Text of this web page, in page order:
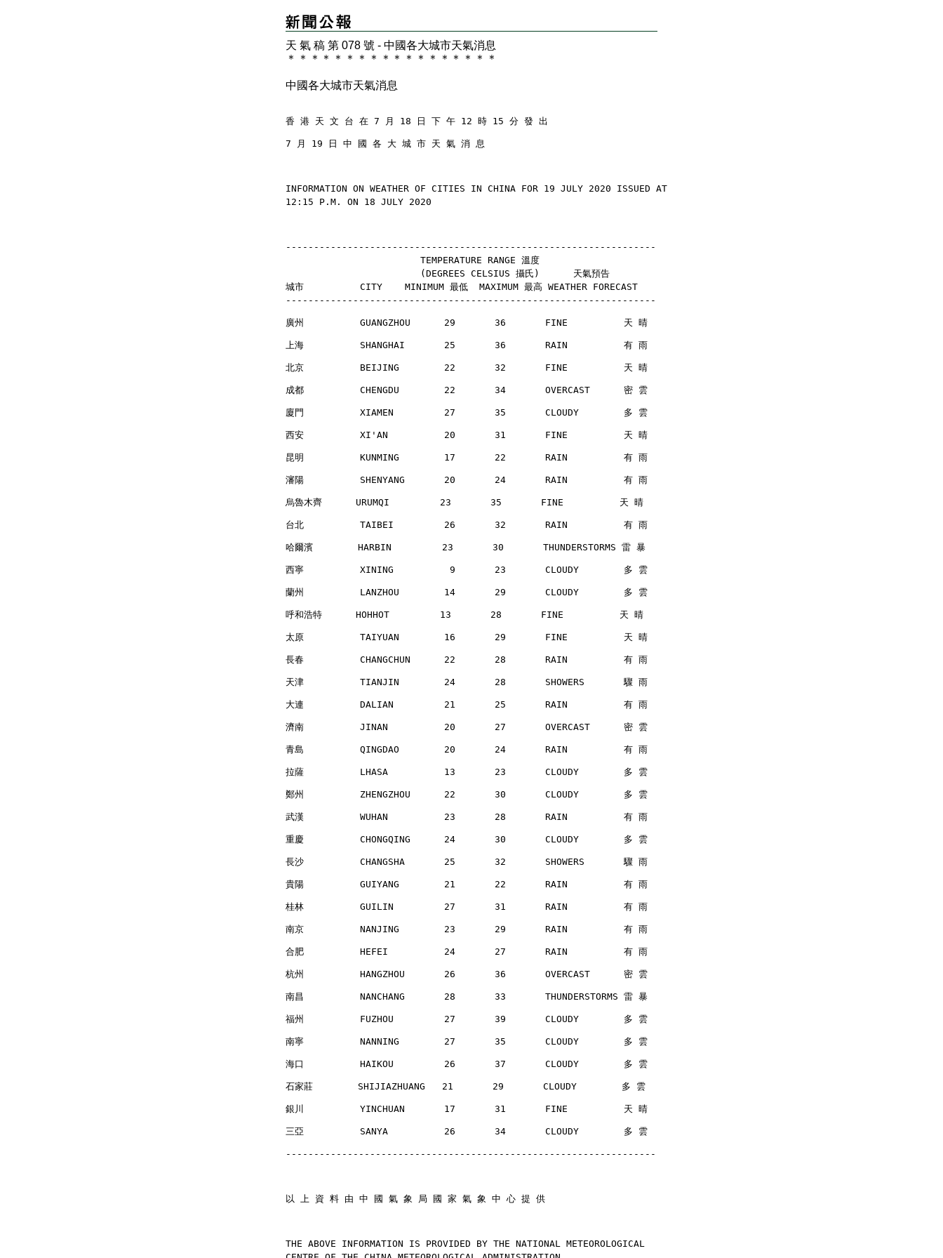
天 氣 稿 第 078 號 - 中國各大城市天氣消息
＊
＊ ＊ ＊ ＊ ＊ ＊ ＊ ＊ ＊ ＊ ＊ ＊ ＊ ＊ ＊ ＊ ＊
中國各大城市天氣消息
香 港 天 文 台 在 7 月 18 日 下 午 12 時 15 分 發 出
7 月 19 日 中 國 各 大 城 市 天 氣 消 息
INFORMATION ON WEATHER OF CITIES IN CHINA FOR 19 JULY 2020 ISSUED AT
12:15 P.M. ON 18 JULY 2020
------------------------------------------------------------------
                        TEMPERATURE RANGE 溫度
                        (DEGREES CELSIUS 攝氏)      天氣預告
城市          CITY    MINIMUM 最低  MAXIMUM 最高 WEATHER FORECAST
------------------------------------------------------------------
廣州          GUANGZHOU      29       36       FINE          天 晴
上海          SHANGHAI       25       36       RAIN          有 雨
北京          BEIJING        22       32       FINE          天 晴
成都          CHENGDU        22       34       OVERCAST      密 雲
廈門          XIAMEN         27       35       CLOUDY        多 雲
西安          XI'AN          20       31       FINE          天 晴
昆明          KUNMING        17       22       RAIN          有 雨
瀋陽          SHENYANG       20       24       RAIN          有 雨
烏魯木齊      URUMQI         23       35       FINE          天 晴
台北          TAIBEI         26       32       RAIN          有 雨
哈爾濱        HARBIN         23       30       THUNDERSTORMS 雷 暴
西寧          XINING          9       23       CLOUDY        多 雲
蘭州          LANZHOU        14       29       CLOUDY        多 雲
呼和浩特      HOHHOT         13       28       FINE          天 晴
太原          TAIYUAN        16       29       FINE          天 晴
長春          CHANGCHUN      22       28       RAIN          有 雨
天津          TIANJIN        24       28       SHOWERS       驟 雨
大連          DALIAN         21       25       RAIN          有 雨
濟南          JINAN          20       27       OVERCAST      密 雲
青島          QINGDAO        20       24       RAIN          有 雨
拉薩          LHASA          13       23       CLOUDY        多 雲
鄭州          ZHENGZHOU      22       30       CLOUDY        多 雲
武漢          WUHAN          23       28       RAIN          有 雨
重慶          CHONGQING      24       30       CLOUDY        多 雲
長沙          CHANGSHA       25       32       SHOWERS       驟 雨
貴陽          GUIYANG        21       22       RAIN          有 雨
桂林          GUILIN         27       31       RAIN          有 雨
南京          NANJING        23       29       RAIN          有 雨
合肥          HEFEI          24       27       RAIN          有 雨
杭州          HANGZHOU       26       36       OVERCAST      密 雲
南昌          NANCHANG       28       33       THUNDERSTORMS 雷 暴
福州          FUZHOU         27       39       CLOUDY        多 雲
南寧          NANNING        27       35       CLOUDY        多 雲
海口          HAIKOU         26       37       CLOUDY        多 雲
石家莊        SHIJIAZHUANG   21       29       CLOUDY        多 雲
銀川          YINCHUAN       17       31       FINE          天 晴
三亞          SANYA          26       34       CLOUDY        多 雲
------------------------------------------------------------------
以 上 資 料 由 中 國 氣 象 局 國 家 氣 象 中 心 提 供
THE ABOVE INFORMATION IS PROVIDED BY THE NATIONAL METEOROLOGICAL